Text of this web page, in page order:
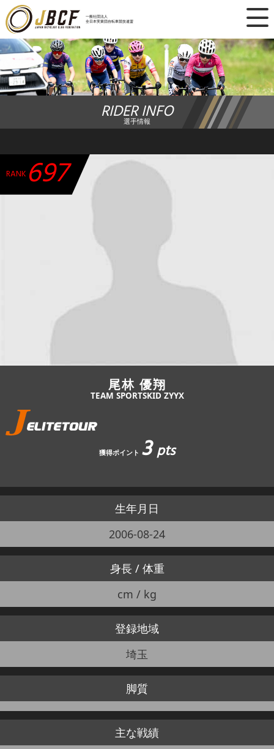
一般社団法人
全日本実業団自転車競技連盟
×
ニュース
レース日程
ランキング
チーム・選手
加盟・登録
エントリー
JBCF ROAD SERIESとは
RIDER INFO
選手情報
RANK 697
尾林 優翔
TEAM SPORTSKID ZYYX
獲得ポイント 3pts
生年月日
2006-08-24
身長 / 体重
cm / kg
登録地域
埼玉
脚質
主な戦績